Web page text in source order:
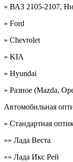
» ВАЗ 2105-2107,
» Ford
» Chevrolet
» KIA
» Hyundai
» Разное (Mazda,
Автомобильная
» Стандартная
»» Лада Веста
»» Лада Икс Рей